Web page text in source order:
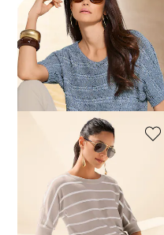
MADELEINE
109,00 €
189,95 €
+2 Kleuren
Laagste prijs van de afgelopen 30
dagen**: 119,00 € (-8%)
MADELEINE
Trui. Puur katoen
49,00 €109,95 €
+2 Kleuren
Laagste prijs van de afgelopen 30